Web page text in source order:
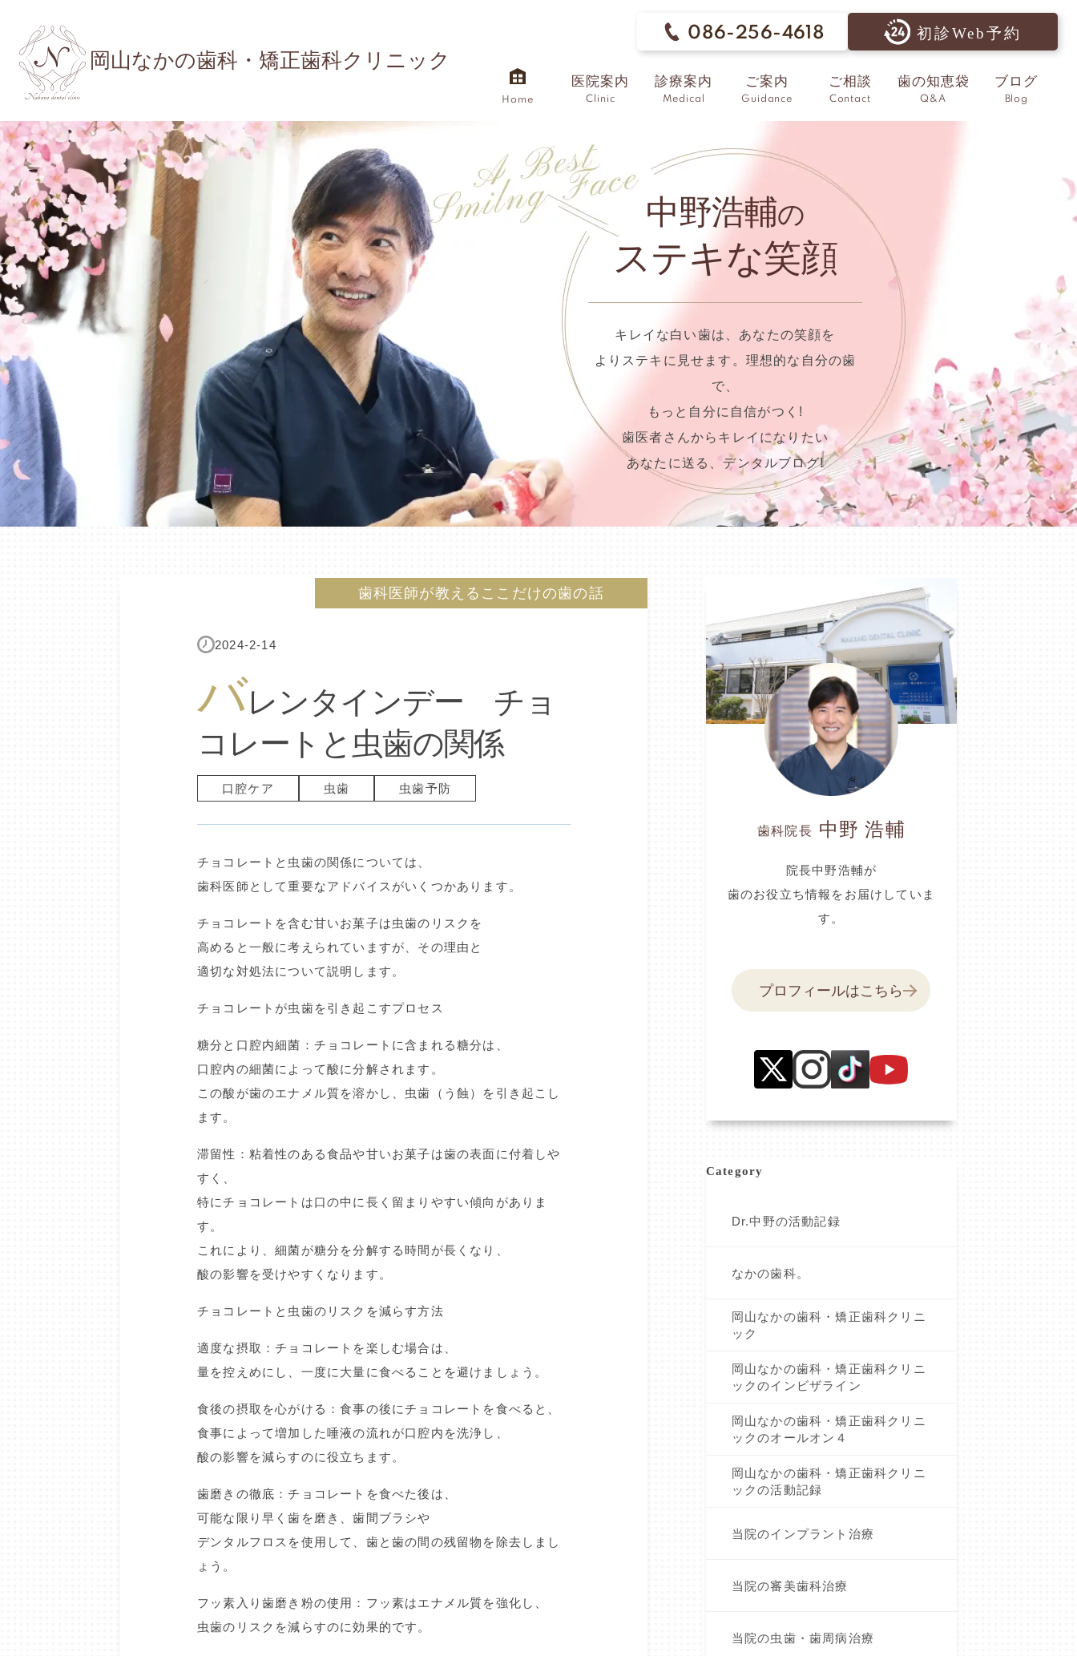
岡山なかの歯科・矯正歯科クリニック
086-256-4618 初診Web予約
Home
医院案内
Clinic
診療案内
Medical
ご案内
Guidance
ご相談
Contact
歯の知恵袋
Q&A
ブログ
Blog
中野浩輔の
ステキな笑顔
キレイな白い歯は、あなたの笑顔を
よりステキに見せます。理想的な自分の歯
で、
もっと自分に自信がつく!
歯医者さんからキレイになりたい
あなたに送る、デンタルブログ!
歯科医師が教えるここだけの歯の話
2024-2-14
バレンタインデー チョ
コレートと虫歯の関係
口腔ケア 虫歯 虫歯予防
チョコレートと虫歯の関係については、
歯科医師として重要なアドバイスがいくつかあります。
チョコレートを含む甘いお菓子は虫歯のリスクを
高めると一般に考えられていますが、その理由と
適切な対処法について説明します。
チョコレートが虫歯を引き起こすプロセス
糖分と口腔内細菌：チョコレートに含まれる糖分は、
口腔内の細菌によって酸に分解されます。
この酸が歯のエナメル質を溶かし、虫歯（う蝕）を引き起こし
ます。
滞留性：粘着性のある食品や甘いお菓子は歯の表面に付着しや
すく、
特にチョコレートは口の中に長く留まりやすい傾向がありま
す。
これにより、細菌が糖分を分解する時間が長くなり、
酸の影響を受けやすくなります。
チョコレートと虫歯のリスクを減らす方法
適度な摂取：チョコレートを楽しむ場合は、
量を控えめにし、一度に大量に食べることを避けましょう。
食後の摂取を心がける：食事の後にチョコレートを食べると、
食事によって増加した唾液の流れが口腔内を洗浄し、
酸の影響を減らすのに役立ちます。
歯磨きの徹底：チョコレートを食べた後は、
可能な限り早く歯を磨き、歯間ブラシや
デンタルフロスを使用して、歯と歯の間の残留物を除去しまし
ょう。
フッ素入り歯磨き粉の使用：フッ素はエナメル質を強化し、
虫歯のリスクを減らすのに効果的です。
歯科院長 中野 浩輔
院長中野浩輔が
歯のお役立ち情報をお届けしていま
す。
プロフィールはこちら
Category
Dr.中野の活動記録
なかの歯科。
岡山なかの歯科・矯正歯科クリニ
ック
岡山なかの歯科・矯正歯科クリニ
ックのインビザライン
岡山なかの歯科・矯正歯科クリニ
ックのオールオン４
岡山なかの歯科・矯正歯科クリニ
ックの活動記録
当院のインプラント治療
当院の審美歯科治療
当院の虫歯・歯周病治療